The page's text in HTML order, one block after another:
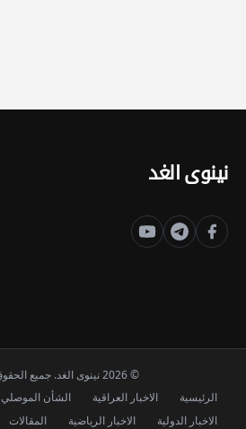
نينوى الغد
© 2026 نينوى الغد. جميع الحقوق محفوظة.
الرئيسية الاخبار العراقية الشأن الموصلي
الاخبار الدولية
الاخبار الرياضية المقالات